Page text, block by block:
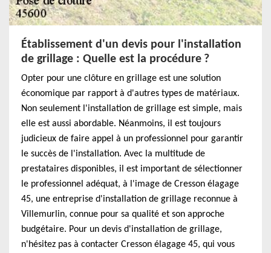
Établissement d'un devis pour l'installation
de grillage : Quelle est la procédure ?
Opter pour une clôture en grillage est une solution
économique par rapport à d'autres types de matériaux.
Non seulement l'installation de grillage est simple, mais
elle est aussi abordable. Néanmoins, il est toujours
judicieux de faire appel à un professionnel pour garantir
le succès de l'installation. Avec la multitude de
prestataires disponibles, il est important de sélectionner
le professionnel adéquat, à l'image de Cresson élagage
45, une entreprise d'installation de grillage reconnue à
Villemurlin, connue pour sa qualité et son approche
budgétaire. Pour un devis d'installation de grillage,
n'hésitez pas à contacter Cresson élagage 45, qui vous